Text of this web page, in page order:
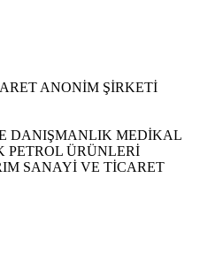
ANONİM ŞİRKETİ
DANIŞMANLIK MEDİKAL
ÜRÜNLERİ
SANAYİ VE TİCARET